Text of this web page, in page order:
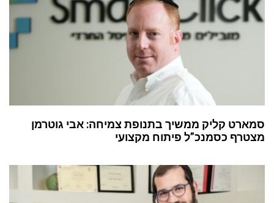
סמארט קליק ממשיך בתנופת צמיחה: אבי גוטרמן
מצטרף כסמנכ”ל פיתוח מקצועי